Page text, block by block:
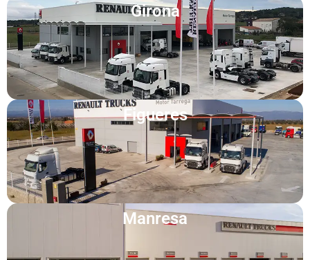
Girona
Figueres
Manresa